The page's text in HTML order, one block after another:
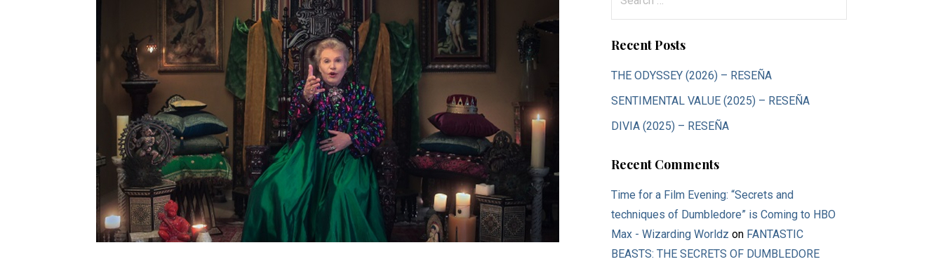
Recent Posts
THE ODYSSEY (2026) – RESEÑA
SENTIMENTAL VALUE (2025) – RESEÑA
DIVIA (2025) – RESEÑA
Recent Comments
Time for a Film Evening: “Secrets and
techniques of Dumbledore” is Coming to HBO
Max - Wizarding Worldz on FANTASTIC
BEASTS: THE SECRETS OF DUMBLEDORE